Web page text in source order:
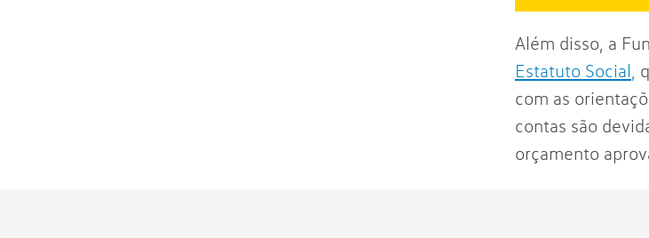
Além disso, a
Estatuto Social,
com as
contas são
orçamento